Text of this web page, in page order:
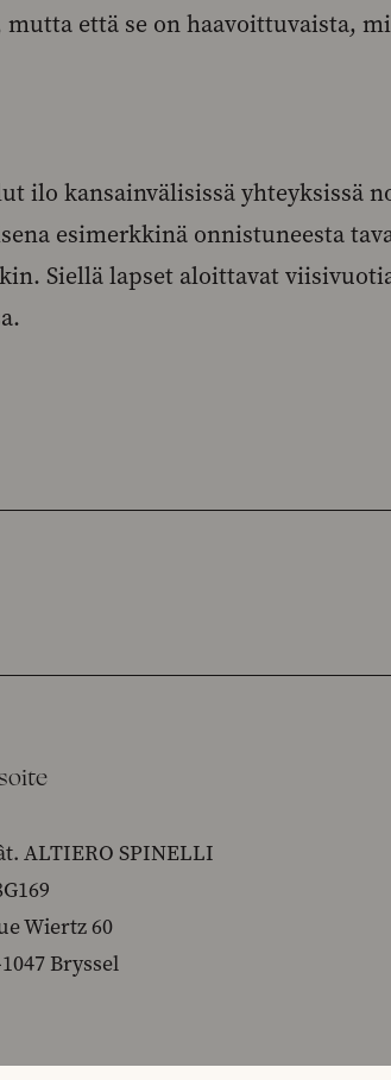
että se on haavoittuvaista,
ilo kansainvälisissä yhteyksissä
esimerkkinä onnistuneesta
Siellä lapset aloittavat
ALTIERO SPINELLI
Wiertz 60
Bryssel